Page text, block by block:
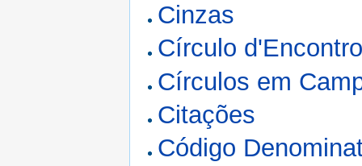
Cinzas
Círculo
Círculos em
Citações
Código